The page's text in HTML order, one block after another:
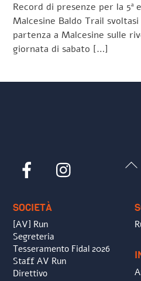
Record di presenze per la 5ª
Malcesine Baldo Trail
partenza a Malcesine sulle
giornata di sabato […]
Facebook
SOCIETÀ
[AV] Run
Segreteria
Tesseramento Fidal 2026
Staff AV Run
Direttivo